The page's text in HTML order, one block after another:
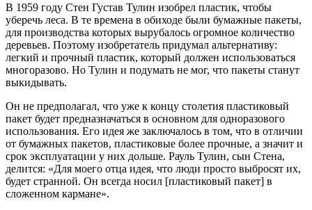
В 1959 году Стен Густав Тулин изобрел пластик, чтобы
уберечь леса. В те времена в обиходе были бумажные пакеты,
для производства которых вырубалось огромное количество
деревьев. Поэтому изобретатель придумал альтернативу:
легкий и прочный пластик, который должен использоваться
многоразово. Но Тулин и подумать не мог, что пакеты станут
выкидывать.
Он не предполагал, что уже к концу столетия пластиковый
пакет будет предназначаться в основном для одноразового
использования. Его идея же заключалось в том, что в отличии
от бумажных пакетов, пластиковые более прочные, а значит и
срок эксплуатации у них дольше. Рауль Тулин, сын Стена,
делится: «Для моего отца идея, что люди просто выбросят их,
будет странной. Он всегда носил [пластиковый пакет] в
сложенном кармане».